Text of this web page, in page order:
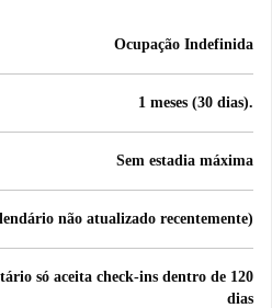
Ocupação Indefinida
1 meses (30 dias).
Sem estadia máxima
não atualizado recentemente)
só aceita check-ins dentro de 120
dias